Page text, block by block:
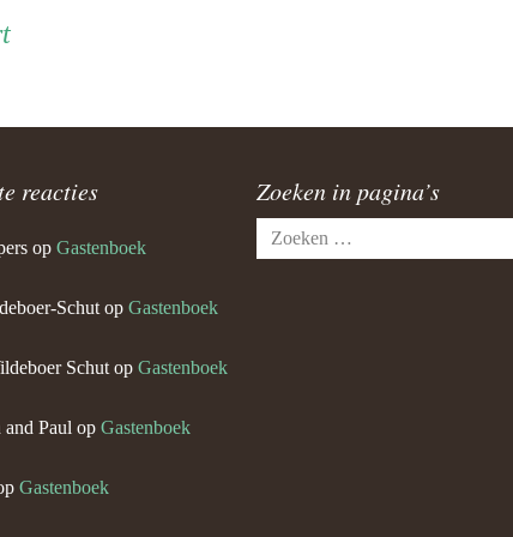
reacties
op Gastenboek
Schut op Gastenboek
Schut op Gastenboek
Paul op Gastenboek
Gastenboek
Zoeken in pagina’s
Zoeken
naar: